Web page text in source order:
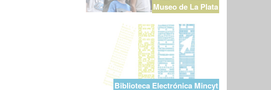
Museo de La Plata
Biblioteca Electrónica Mincyt